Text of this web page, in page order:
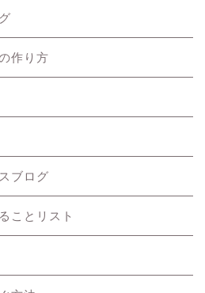
作り方
ブログ
ことリスト